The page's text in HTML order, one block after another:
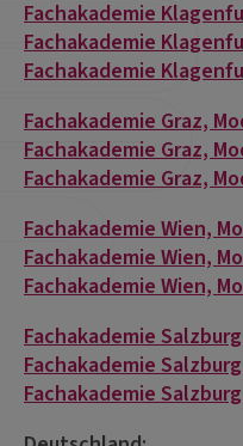
Fachakademie
Fachakademie
Fachakademie
Fachakademie Graz,
Fachakademie Graz,
Fachakademie Graz,
Fachakademie Wien,
Fachakademie Wien,
Fachakademie Wien,
Fachakademie
Fachakademie
Fachakademie